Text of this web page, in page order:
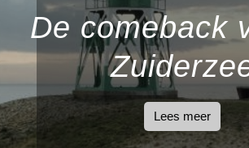
De comeback
Lees meer